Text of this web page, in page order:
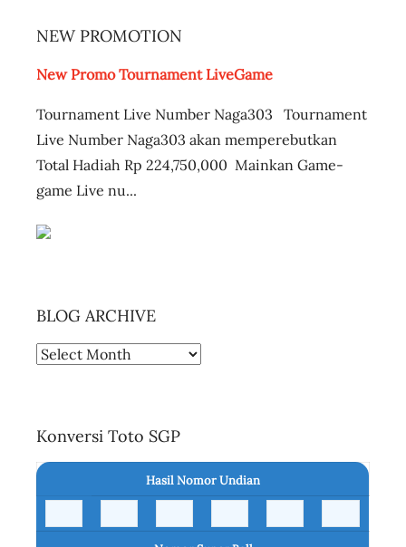
NEW PROMOTION
New Promo Tournament LiveGame
Tournament Live Number Naga303 Tournament
Live Number Naga303 akan memperebutkan
Total Hadiah Rp 224,750,000 Mainkan Game-
game Live nu...
BLOG ARCHIVE
BLOG
Konversi Toto SGP
Hasil Nomor Undian